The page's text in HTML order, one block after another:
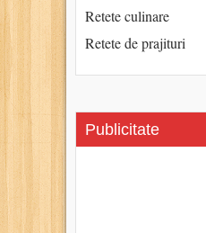
Retete culinare
Retete de prajituri
Publicitate